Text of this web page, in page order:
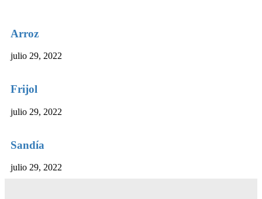
Arroz
julio 29, 2022
Frijol
julio 29, 2022
Sandía
julio 29, 2022